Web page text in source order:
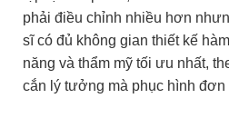
phải điều chỉnh nhiều hơn
sĩ có đủ không gian thiết kế
năng và thẩm mỹ tối ưu nhất,
cắn lý tưởng mà phục hình